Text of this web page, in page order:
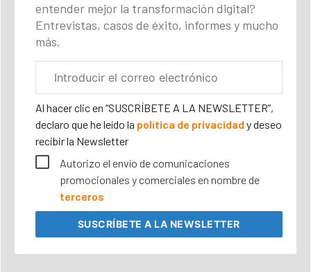
entender mejor la transformación digital?
Entrevistas, casos de éxito, informes y mucho
más.
electrónico
Al hacer clic en “SUSCRÍBETE A LA NEWSLETTER”,
declaro que he leído la política de privacidad y deseo
recibir la Newsletter
Autorizo el envío de comunicaciones
promocionales y comerciales en nombre de
terceros
SUSCRÍBETEA LA NEWSLETTER